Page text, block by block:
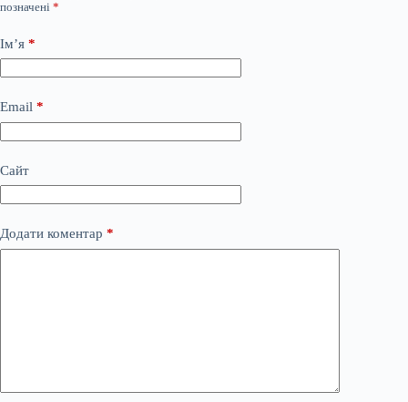
позначені *
Ім’я *
Email *
Сайт
Додати коментар *